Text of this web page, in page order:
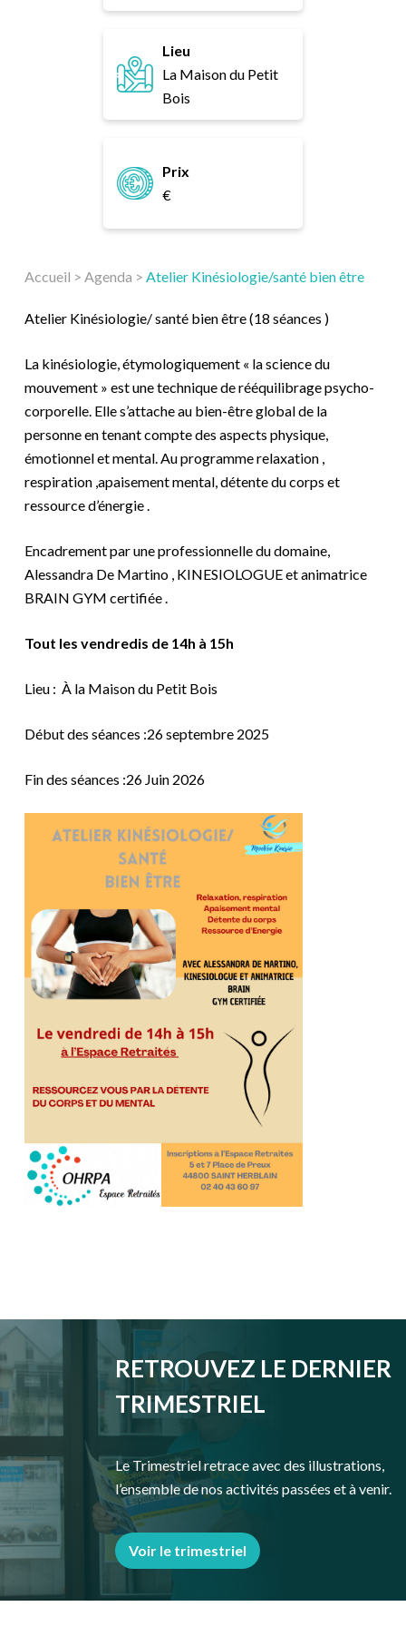
Lieu
La Maison du Petit
Bois
Prix
€
Accueil > Agenda > Atelier Kinésiologie/santé bien être
Atelier Kinésiologie/ santé bien être (18 séances )
La kinésiologie, étymologiquement « la science du
mouvement » est une technique de rééquilibrage psycho-
corporelle. Elle s’attache au bien-être global de la
personne en tenant compte des aspects physique,
émotionnel et mental. Au programme relaxation ,
respiration ,apaisement mental, détente du corps et
ressource d’énergie .
Encadrement par une professionnelle du domaine,
Alessandra De Martino , KINESIOLOGUE et animatrice
BRAIN GYM certifiée .
Tout les vendredis de 14h à 15h
Lieu : À la Maison du Petit Bois
Début des séances :26 septembre 2025
Fin des séances :26 Juin 2026
RETROUVEZ LE DERNIER
TRIMESTRIEL
Le Trimestriel retrace avec des illustrations,
l’ensemble de nos activités passées et à venir.
Voir le trimestriel